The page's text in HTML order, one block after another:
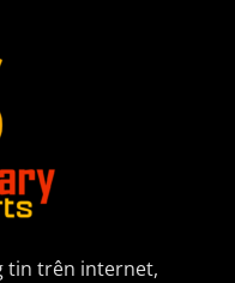
tin trên internet,